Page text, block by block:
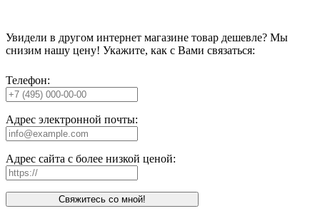
Увидели в другом интернет магазине товар дешевле? Мы
снизим нашу цену! Укажите, как с Вами связаться:
Телефон:
Адрес электронной почты:
Адрес сайта с более низкой ценой:
Свяжитесь со мной!